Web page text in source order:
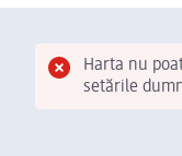
Harta nu
setările